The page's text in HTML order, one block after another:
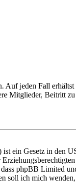
Auf jeden Fall erhältst
Mitglieder, Beitritt
ein Gesetz in den
phpBB Limited
soll ich mich